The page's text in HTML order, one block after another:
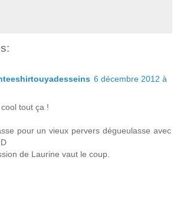
6 décembre 2012 à
tout ça !
pour un vieux pervers dégueulasse avec
de Laurine vaut le coup.